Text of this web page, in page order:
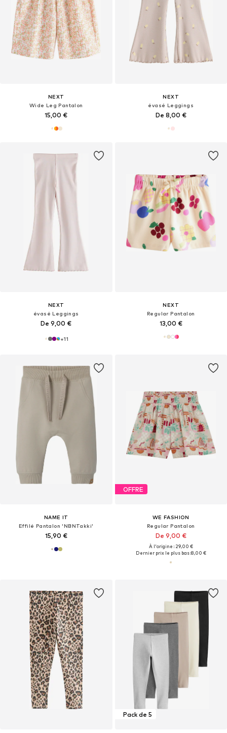
NEXT
Wide Leg Pantalon
15,00 €
NEXT
évasé Leggings
De 8,00 €
NEXT
évasé Leggings
De 9,00 €
+11
NEXT
Regular Pantalon
13,00 €
NAME IT
Effilé Pantalon 'NBNTakki'
15,90 €
OFFRE
WE FASHION
Regular Pantalon
De 9,00 €
À l'origine : 29,00 €
Dernier prix le plus bas :8,00 €
Pack de 5